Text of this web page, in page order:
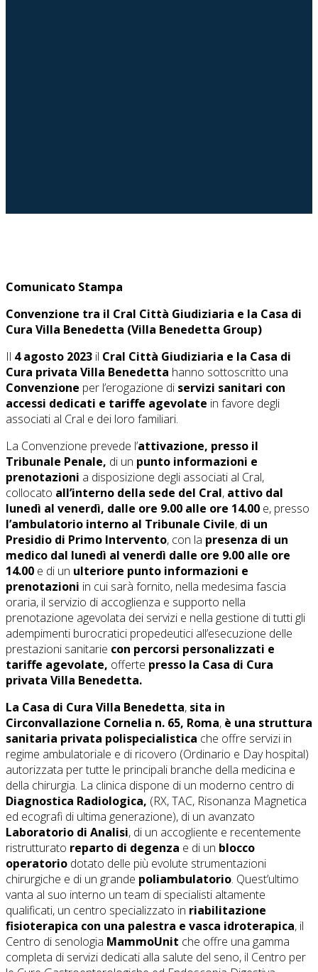
Comunicato Stampa
Convenzione tra il Cral Città Giudiziaria e la Casa di
Cura Villa Benedetta (Villa Benedetta Group)
Il 4 agosto 2023 il Cral Città Giudiziaria e la Casa di
Cura privata Villa Benedetta hanno sottoscritto una
Convenzione per l’erogazione di servizi sanitari con
accessi dedicati e tariffe agevolate in favore degli
associati al Cral e dei loro familiari.
La Convenzione prevede l’attivazione, presso il
Tribunale Penale, di un punto informazioni e
prenotazioni a disposizione degli associati al Cral,
collocato all’interno della sede del Cral, attivo dal
lunedì al venerdì, dalle ore 9.00 alle ore 14.00 e, presso
l’ambulatorio interno al Tribunale Civile, di un
Presidio di Primo Intervento, con la presenza di un
medico dal lunedì al venerdì dalle ore 9.00 alle ore
14.00 e di un ulteriore punto informazioni e
prenotazioni in cui sarà fornito, nella medesima fascia
oraria, il servizio di accoglienza e supporto nella
prenotazione agevolata dei servizi e nella gestione di tutti gli
adempimenti burocratici propedeutici all’esecuzione delle
prestazioni sanitarie con percorsi personalizzati e
tariffe agevolate, offerte presso la Casa di Cura
privata Villa Benedetta.
La Casa di Cura Villa Benedetta, sita in
Circonvallazione Cornelia n. 65, Roma, è una struttura
sanitaria privata polispecialistica che offre servizi in
regime ambulatoriale e di ricovero (Ordinario e Day hospital)
autorizzata per tutte le principali branche della medicina e
della chirurgia. La clinica dispone di un moderno centro di
Diagnostica Radiologica, (RX, TAC, Risonanza Magnetica
ed ecografi di ultima generazione), di un avanzato
Laboratorio di Analisi, di un accogliente e recentemente
ristrutturato reparto di degenza e di un blocco
operatorio dotato delle più evolute strumentazioni
chirurgiche e di un grande poliambulatorio. Quest’ultimo
vanta al suo interno un team di specialisti altamente
qualificati, un centro specializzato in riabilitazione
fisioterapica con una palestra e vasca idroterapica, il
Centro di senologia MammoUnit che offre una gamma
completa di servizi dedicati alla salute del seno, il Centro per